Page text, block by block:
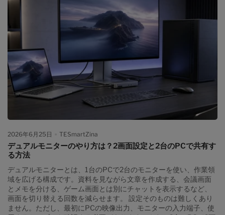
EH23：CAT5e/6経由の遠隔VGA操作 製品比較表 どの製品を選ぶ
べきか 購入前に確認する接続条件 複数製品を組み合わせる構成
FAQ まとめ クイックアンサー：4製品は異なる問題を解決する 4台
のHDMI PCを1台のモニターと1組のキーボード・マウスで操作：
HKS401-EB23 4台のPCで2台のDisplayPortモニターを共有：...
2026年6月25日 TESmartZina
デュアルモニターのやり方は？2画面設定と2台のPCで共有す
る方法
デュアルモニターとは、1台のPCで2台のモニターを使い、作業領
域を広げる構成です。資料を見ながら文章を作成する、会議画面
とメモを分ける、ゲーム画面とは別にチャットを表示するなど、
画面を切り替える回数を減らせます。 設定そのものは難しくあり
ません。ただし、最初にPCの映像出力、モニターの入力端子、使